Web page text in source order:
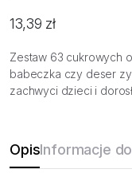
13,39 zł
Zestaw 63 cukrowych
babeczka czy deser
zachwyci dzieci i
OpisInformacje